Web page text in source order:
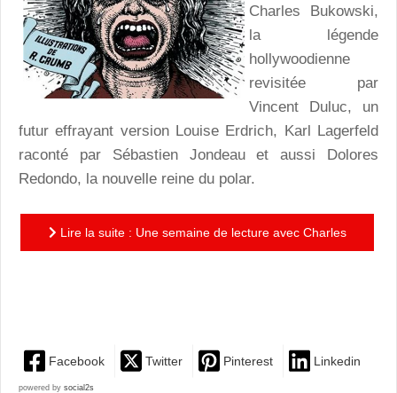
Charles Bukowski,
la légende
hollywoodienne
revisitée par
Vincent Duluc, un
futur effrayant version Louise Erdrich, Karl Lagerfeld
raconté par Sébastien Jondeau et aussi Dolores
Redondo, la nouvelle reine du polar.
Lire la suite : Une semaine de lecture avec Charles
Facebook Twitter Pinterest Linkedin
powered by social2s